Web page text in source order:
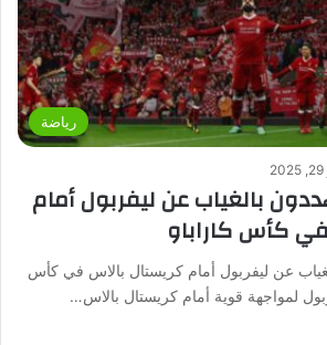
رياضة
بالغياب عن ليفربول أمام
كأس كاراباو
عن ليفربول أمام كريستال بالاس في كأس
لمواجهة قوية أمام كريستال بالاس…